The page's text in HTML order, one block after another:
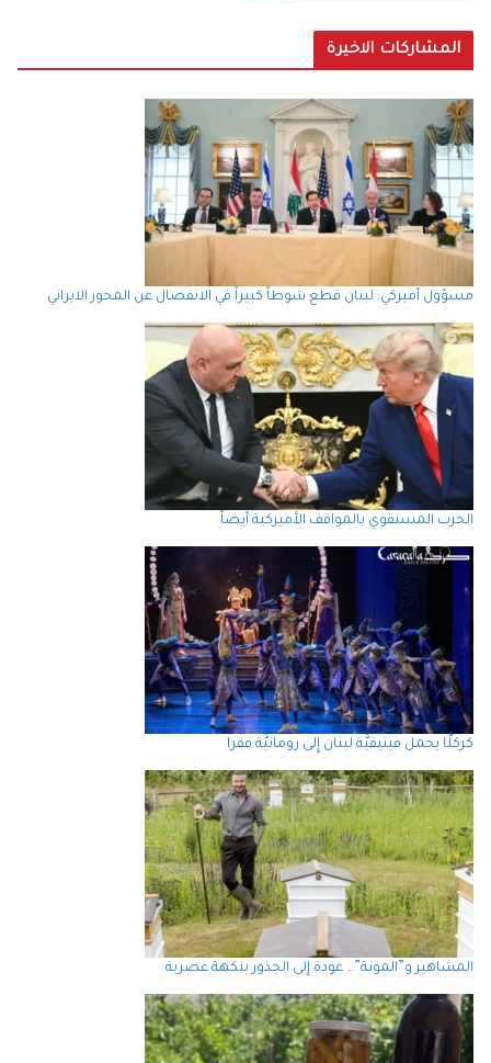
المشاركات الاخيرة
مسؤول أميركي: لبنان قطع شوطاً كبيراً في الانفصال عن المحور الايراني
الحزب المستقوي بالمواقف الأميركية أيضاً
كركلَّا يحمل فينيقيَّة لبنان إِلى رومانيَّة فقرا
المشاهير و”المونة”… عودة إلى الجذور بنكهة عصرية